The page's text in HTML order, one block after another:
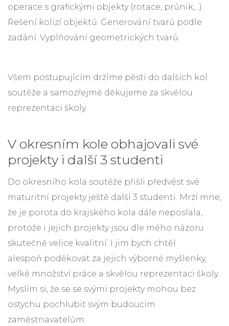
operace s grafickými objekty (rotace, průnik,...).
Řešení kolizí objektů. Generování tvarů podle
zadání. Vyplňování geometrických tvarů.
Všem postupujícím držíme pěsti do dalších kol
soutěže a samozřejmě děkujeme za skvělou
reprezentaci školy.
V okresním kole obhajovali své
projekty i další 3 studenti
Do okresního kola soutěže přišli předvést své
maturitní projekty ještě další 3 studenti. Mrzí mne,
že je porota do krajského kola dále neposlala,
protože i jejich projekty jsou dle mého názoru
skutečně velice kvalitní. I jim bych chtěl
alespoň poděkovat za jejich výborné myšlenky,
velké množství práce a skvělou reprezentaci školy.
Myslím si, že se se svými projekty mohou bez
ostychu pochlubit svým budoucím
zaměstnavatelům.